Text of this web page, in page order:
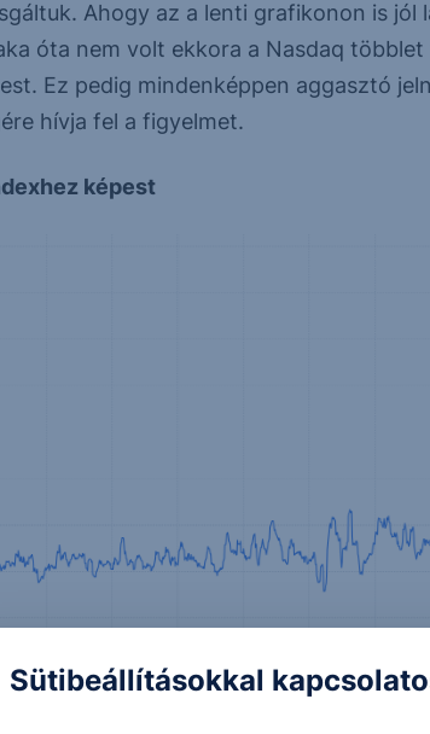
Ahogy az a lenti grafikonon is jól
óta nem volt ekkora a Nasdaq többlet
Ez pedig mindenképpen aggasztó
hívja fel a figyelmet.
képest
Sütibeállításokkal